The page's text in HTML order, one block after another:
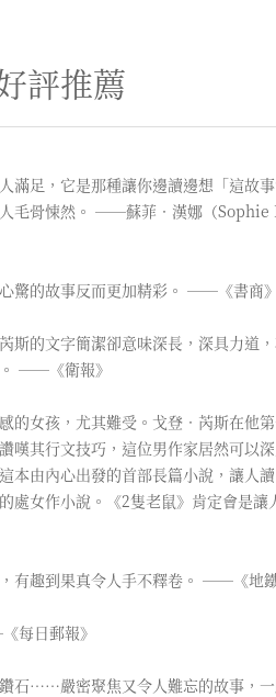
評推薦
滿足，它是那種讓你邊讀邊想「這故
毛骨悚然。 ──蘇菲．漢娜（
驚的故事反而更加精彩。 ──《書商》
的文字簡潔卻意味深長，深具力道
──《衛報》
的女孩，尤其難受。戈登．芮斯在他
其行文技巧，這位男作家居然可以
由內心出發的首部長篇小說，讓人
女作小說。《2隻老鼠》肯定會是讓
有趣到果真令人手不釋卷。 ──《地鐵
每日郵報》
石……嚴密聚焦又令人難忘的故事，